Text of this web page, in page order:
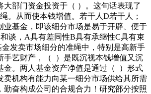
大部门资金投资于（ ）。这句话表现了
。从而使本钱增值。若干人D若干人；
业基金，即该细分市场是易于开辟、便于
谈，A具有差同性B具有承继性C具有束
发卖市场细分的准绳中，特别是高新手
手艺财产，（ ）是既沉视本钱增值又沉
金。两人基金资产净值是通过（ ）形式
卖机构有能力向某一细分市场供给其所需
勤奋构成公司的合规合力！研究部分按照